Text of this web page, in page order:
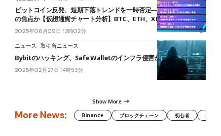
ビットコイン反発、短期下落トレンドを一時否定──107,000ドルが次
の焦点か【仮想通貨チャート分析】BTC、ETH、XRP、SOL
2025年06月09日 13時02分
ニュース 取引所ニュース
Bybitのハッキング、Safe Walletのインフラ侵害が原因か
2025年02月27日 14時53分
Show More
More News: Binance ブロックチェーン 初心者 米国